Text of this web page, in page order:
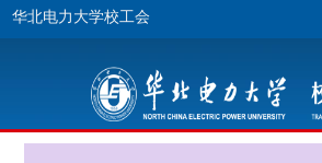
华北电力大学校工会